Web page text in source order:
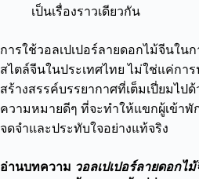
เป็นเรื่องราวเดียวกัน
การใช้วอลเปเปอร์ลายดอกไม้จีนใน
สไตล์จีนในประเทศไทย ไม่ใช่แค่กา
สร้างสรรค์บรรยากาศที่เต็มเปี่ยมไป
ความหมายดีๆ ที่จะทำให้แขกผู้เข้า
จดจำและประทับใจอย่างแท้จริง
อ่านบทความ วอลเปเปอร์ลายดอกไ